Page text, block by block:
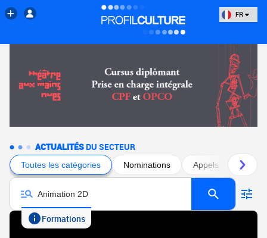
FR
ACTUALITÉS DU SECTEUR
Toutes les catégories Nominations Appels à projets
Formations